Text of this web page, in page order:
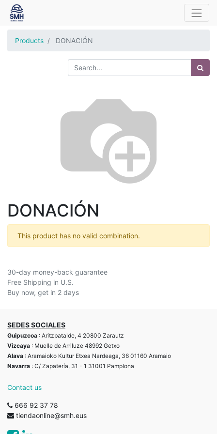
Products DONACIÓN
DONACIÓN
This product has no valid combination.
30-day money-back guarantee
Free Shipping in U.S.
Buy now, get in 2 days
SEDES SOCIALES
Guipuzcoa : Aritzbatalde, 4 20800 Zarautz
Vizcaya : Muelle de Arriluze 48992 Getxo
Alava : Aramaioko Kultur Etxea Nardeaga, 36 01160 Aramaio
Navarra : C/ Zapatería, 31 - 1 31001 Pamplona
Contact us
666 92 37 78
tiendaonline@smh.eus